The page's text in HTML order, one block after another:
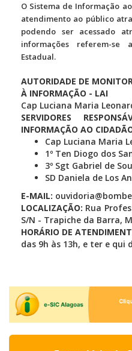
O Sistema de Informação
atendimento ao público
podendo ser acessado
informações referem-se
Estadual.
AUTORIDADE DE
À INFORMAÇÃO - LAI
Cap Luciana Maria
SERVIDORES
INFORMAÇÃO AO
Cap Luciana Maria
1º Ten Diogo dos
3º Sgt Gabriel de
SD Daniela de Los
E-MAIL:
LOCALIZAÇÃO: Rua
S/N - Trapiche da Barra,
HORÁRIO DE
das 9h às 13h, e ter e qui